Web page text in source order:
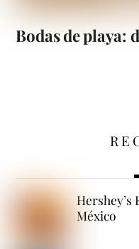
Bodas de playa:
Hershey’s
México